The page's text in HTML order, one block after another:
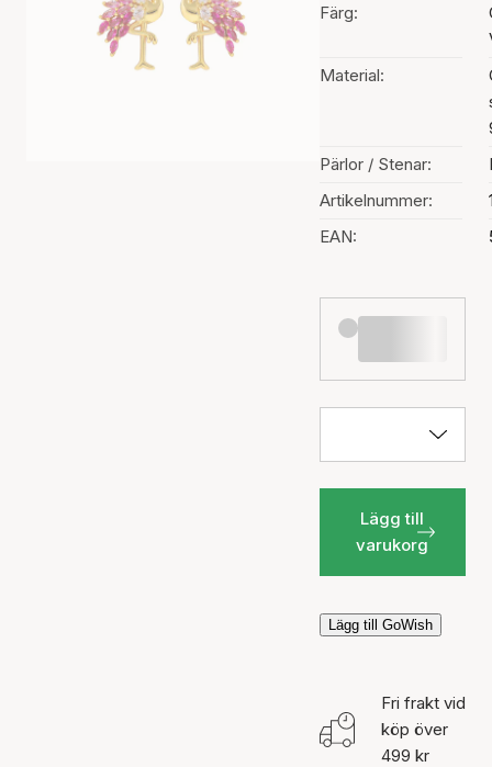
Färg:
Material:
Pärlor / Stenar:
Artikelnummer:
EAN:
Lägg till
varukorg
Lägg till GoWish
Fri frakt vid
köp över
499 kr